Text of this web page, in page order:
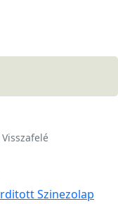
Visszafelé